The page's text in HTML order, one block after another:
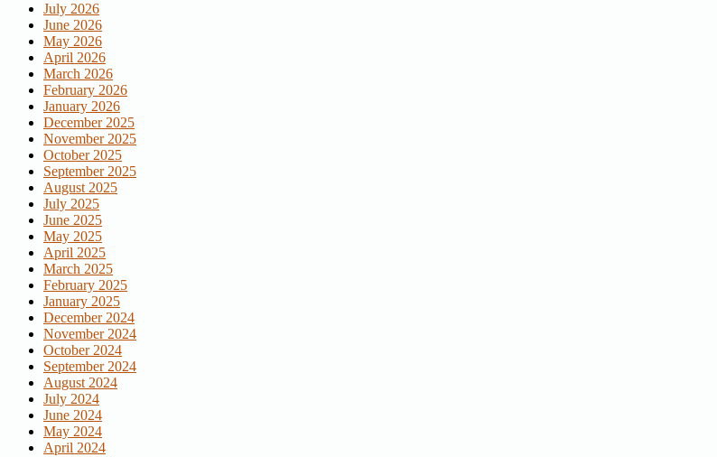
July 2026
June 2026
May 2026
April 2026
March 2026
February 2026
January 2026
December 2025
November 2025
October 2025
September 2025
August 2025
July 2025
June 2025
May 2025
April 2025
March 2025
February 2025
January 2025
December 2024
November 2024
October 2024
September 2024
August 2024
July 2024
June 2024
May 2024
April 2024